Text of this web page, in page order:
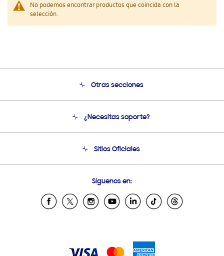
No podemos encontrar productos que coincida con la
selección.
Otras secciones
Soporte
Seguimiento de tu pedido
¿Necesitas soporte?
Soporte vía eMail
Sitios Oficiales
Samsung Ecuador
Samsung El Salvador
Samsung Nicaragua
Síguenos en: